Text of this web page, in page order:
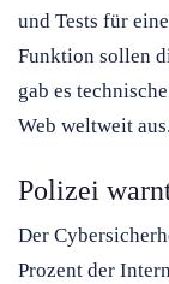
und Tests für
Funktion sollen
gab es
Web weltweit aus.
Polizei
Der
Prozent der